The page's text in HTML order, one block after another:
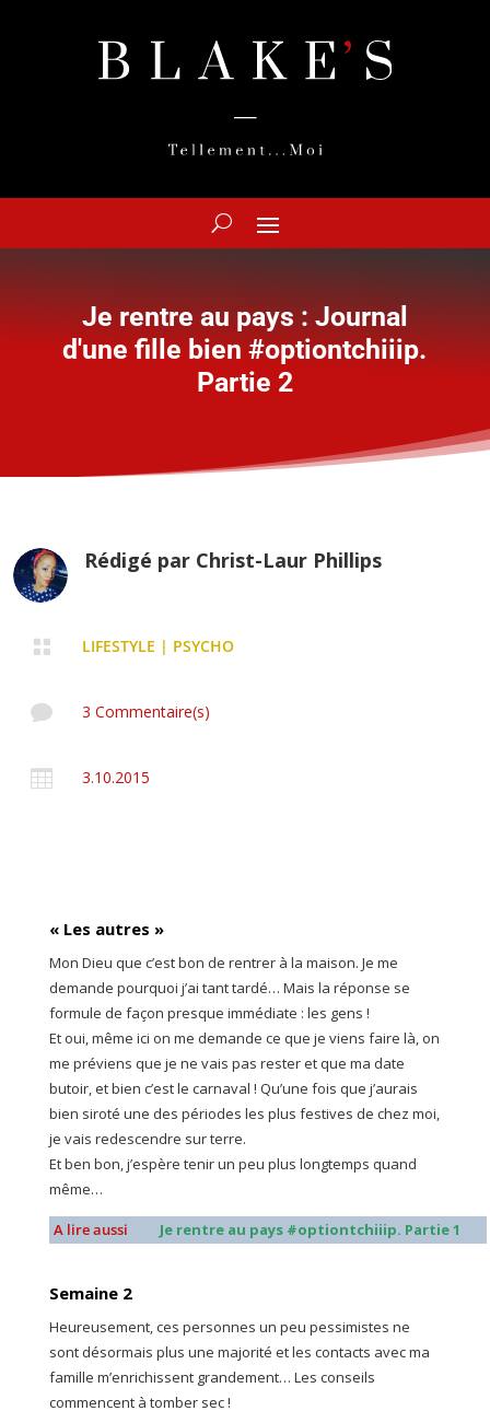
Je rentre au pays : Journal
d'une fille bien #optiontchiiip.
Partie 2
Rédigé par Christ-Laur Phillips
 LIFESTYLE | PSYCHO
 3 Commentaire(s)
 3.10.2015
« Les autres »
Mon Dieu que c’est bon de rentrer à la maison. Je me
demande pourquoi j’ai tant tardé… Mais la réponse se
formule de façon presque immédiate : les gens !
Et oui, même ici on me demande ce que je viens faire là, on
me préviens que je ne vais pas rester et que ma date
butoir, et bien c’est le carnaval ! Qu’une fois que j’aurais
bien siroté une des périodes les plus festives de chez moi,
je vais redescendre sur terre.
Et ben bon, j’espère tenir un peu plus longtemps quand
même…
A lire aussi Je rentre au pays #optiontchiiip. Partie 1
Semaine 2
Heureusement, ces personnes un peu pessimistes ne
sont désormais plus une majorité et les contacts avec ma
famille m’enrichissent grandement… Les conseils
commencent à tomber sec !